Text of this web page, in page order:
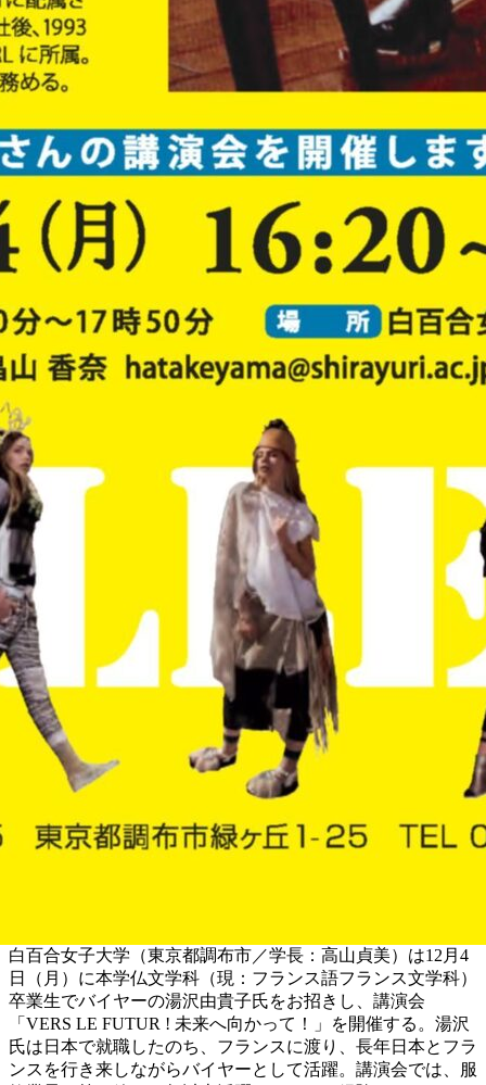
白百合女子大学（東京都調布市／学長：高山貞美）は12月4
日（月）に本学仏文学科（現：フランス語フランス文学科）
卒業生でバイヤーの湯沢由貴子氏をお招きし、講演会
「VERS LE FUTUR ! 未来へ向かって！」を開催する。湯沢
氏は日本で就職したのち、フランスに渡り、長年日本とフラ
ンスを行き来しながらバイヤーとして活躍。講演会では、服